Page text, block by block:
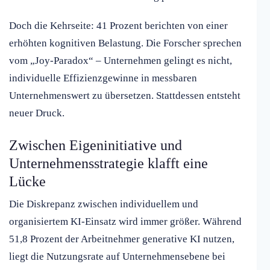
Doch die Kehrseite: 41 Prozent berichten von einer
erhöhten kognitiven Belastung. Die Forscher sprechen
vom „Joy-Paradox“ – Unternehmen gelingt es nicht,
individuelle Effizienzgewinne in messbaren
Unternehmenswert zu übersetzen. Stattdessen entsteht
neuer Druck.
Zwischen Eigeninitiative und
Unternehmensstrategie klafft eine
Lücke
Die Diskrepanz zwischen individuellem und
organisiertem KI-Einsatz wird immer größer. Während
51,8 Prozent der Arbeitnehmer generative KI nutzen,
liegt die Nutzungsrate auf Unternehmensebene bei